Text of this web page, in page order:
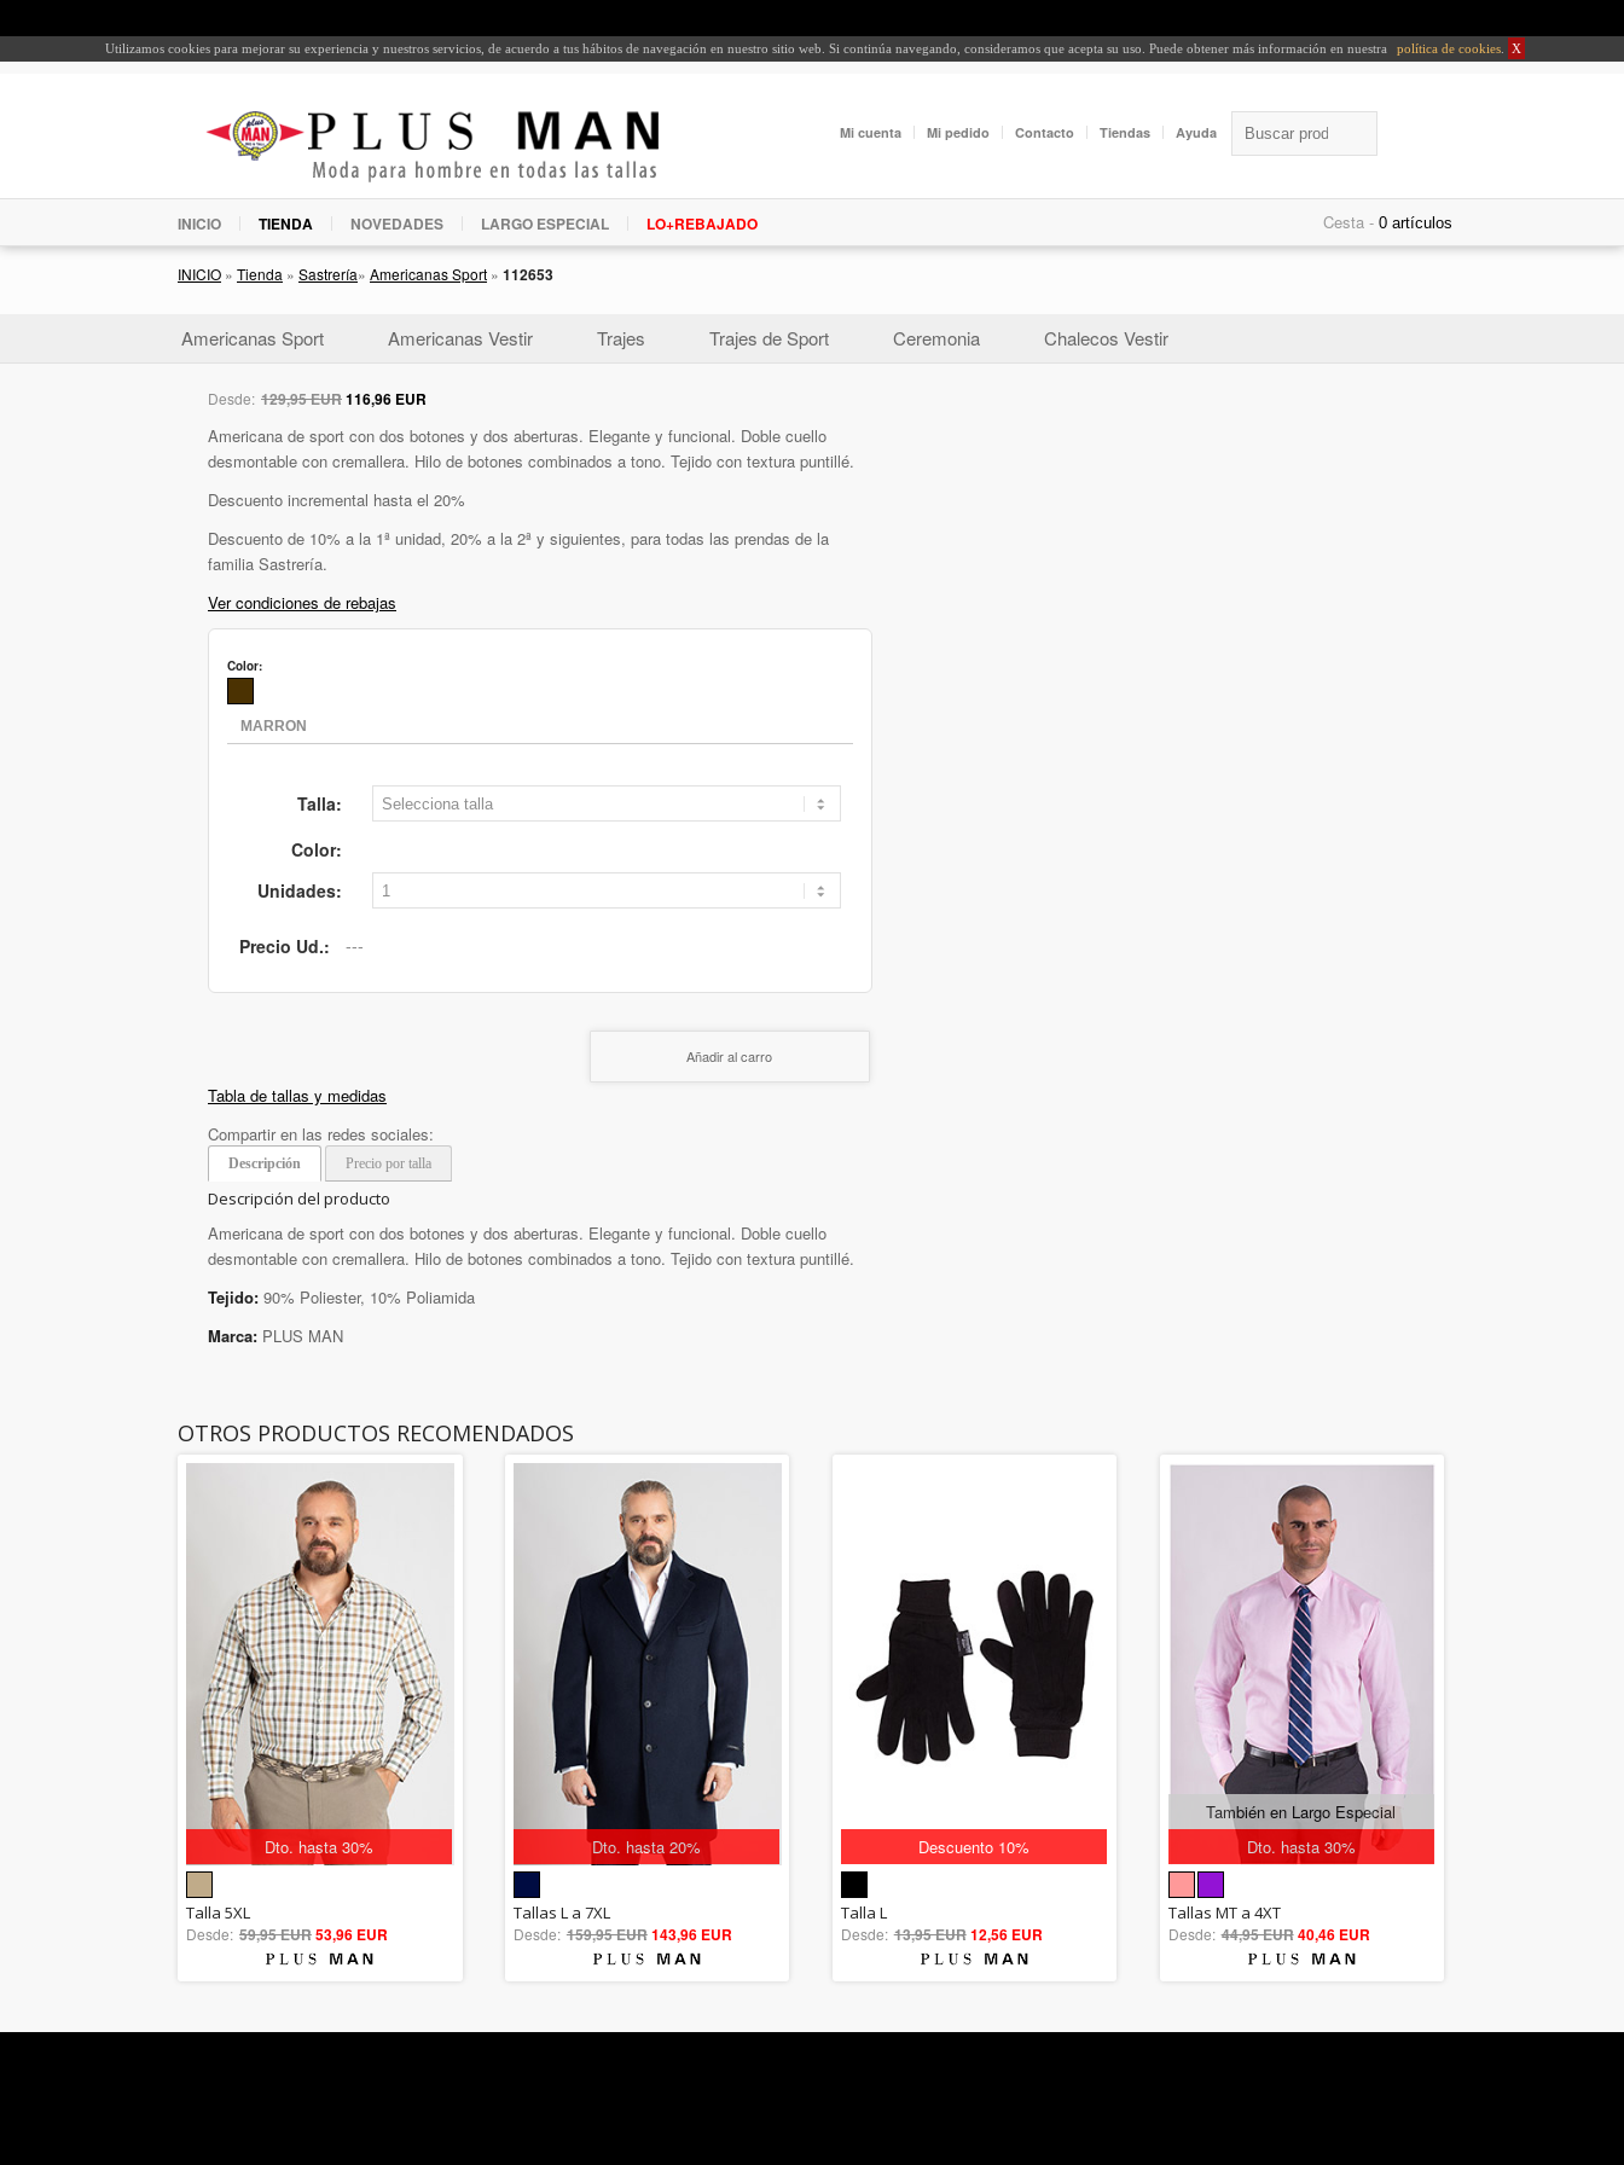
Utilizamos cookies para mejorar su experiencia y nuestros servicios, de acuerdo a tus hábitos de navegación en nuestro sitio web. Si continúa navegando, consideramos que acepta su uso. Puede obtener más información en nuestra política de cookies X
Mi cuenta Mi pedido Contacto Tiendas Ayuda
INICIO TIENDA NOVEDADES LARGO ESPECIAL LO+REBAJADO Cesta -
INICIO » Tienda » Sastrería» Americanas Sport » 112653
Americanas Sport Americanas Vestir Trajes Trajes de Sport Ceremonia Chalecos Vestir
Desde: 129,95 EUR116,96 EUR
Americana de sport con dos botones y dos aberturas. Elegante y funcional. Doble cuello
desmontable con cremallera. Hilo de botones combinados a tono. Tejido con textura puntillé.
Descuento incremental hasta el 20%
Descuento de 10% a la 1ª unidad, 20% a la 2ª y siguientes, para todas las prendas de la
familia Sastrería.
Ver condiciones de rebajas
Color:
Talla:
Color:
Unidades:
Precio Ud.:
Añadir al carro
Tabla de tallas y medidas
Compartir en las redes sociales:
Descripción Precio por talla
Descripción del producto
Americana de sport con dos botones y dos aberturas. Elegante y funcional. Doble cuello
desmontable con cremallera. Hilo de botones combinados a tono. Tejido con textura puntillé.
Tejido: 90% Poliester, 10% Poliamida
Marca: PLUS MAN
OTROS PRODUCTOS RECOMENDADOS
Dto. hasta 30%
out of 5
Talla 5XL
Desde: 59,95 EUR53,96 EUR
Dto. hasta 20%
5.00
out of 5
Tallas L a 7XL
Desde: 159,95 EUR143,96 EUR
Descuento 10%
out of 5
Talla L
Desde: 13,95 EUR12,56 EUR
Dto. hasta 30%
También en Largo Especial
5.00
out of 5
Tallas MT a 4XT
Desde: 44,95 EUR40,46 EUR